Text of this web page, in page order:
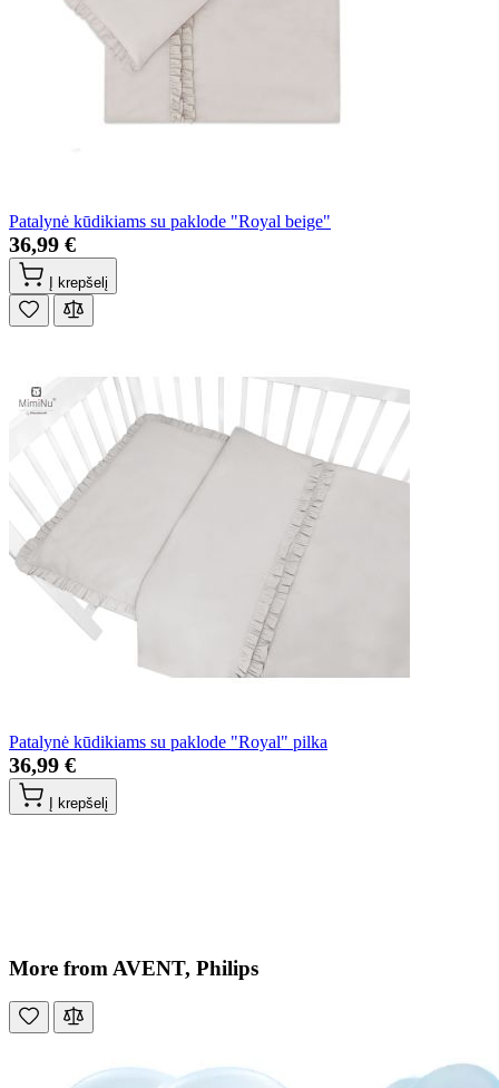
Patalynė kūdikiams su paklode "Royal beige"
36,99 €
Į krepšelį
Patalynė kūdikiams su paklode "Royal" pilka
36,99 €
Į krepšelį
More from AVENT, Philips